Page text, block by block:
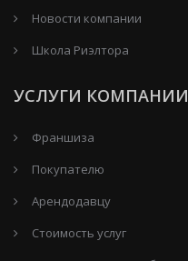
Новости компании
Школа Риэлтора
УСЛУГИ КОМПАНИИ
Франшиза
Покупателю
Арендодавцу
Стоимость услуг